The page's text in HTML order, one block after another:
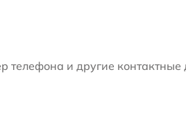
и другие